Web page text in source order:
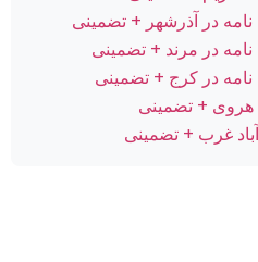
نامه در آذرشهر + تضمینی
نامه در مرند + تضمینی
نامه در کرج + تضمینی
هروی + تضمینی
غرب + تضمینی